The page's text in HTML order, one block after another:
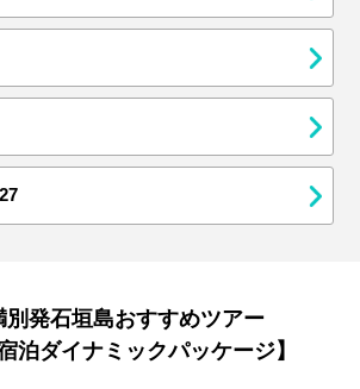
別発石垣島おすすめツアー
泊ダイナミックパッケージ】